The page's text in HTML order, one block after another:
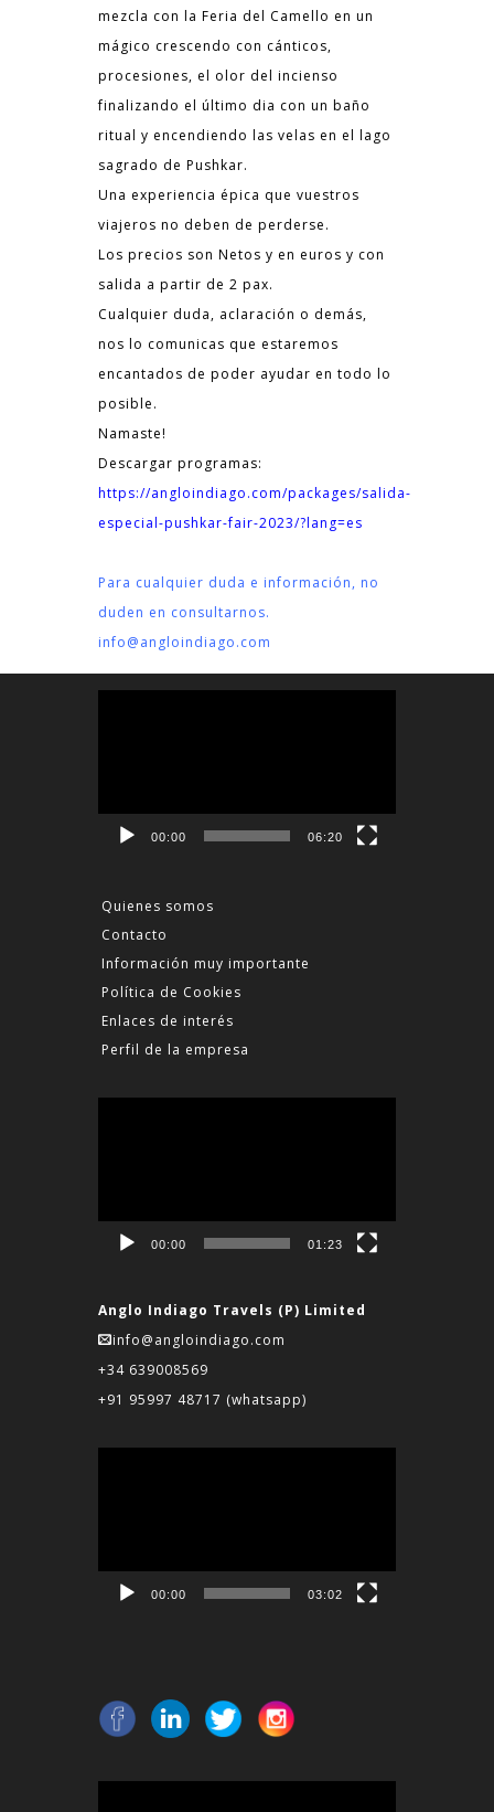
mezcla con la Feria del Camello en un
mágico crescendo con cánticos,
procesiones, el olor del incienso
finalizando el último dia con un baño
ritual y encendiendo las velas en el lago
sagrado de Pushkar.
Una experiencia épica que vuestros
viajeros no deben de perderse.
Los precios son Netos y en euros y con
salida a partir de 2 pax.
Cualquier duda, aclaración o demás,
nos lo comunicas que estaremos
encantados de poder ayudar en todo lo
posible.
Namaste!
Descargar programas:
https://angloindiago.com/packages/salida-
especial-pushkar-fair-2023/?lang=es
Para cualquier duda e información, no
duden en consultarnos.
info@angloindiago.com
00:00 06:20
Quienes somos
Contacto
Información muy importante
Política de Cookies
Enlaces de interés
Perfil de la empresa
00:00 01:23
Anglo Indiago Travels (P) Limited
info@angloindiago.com
+34 639008569
+91 95997 48717 (whatsapp)
00:00 03:02